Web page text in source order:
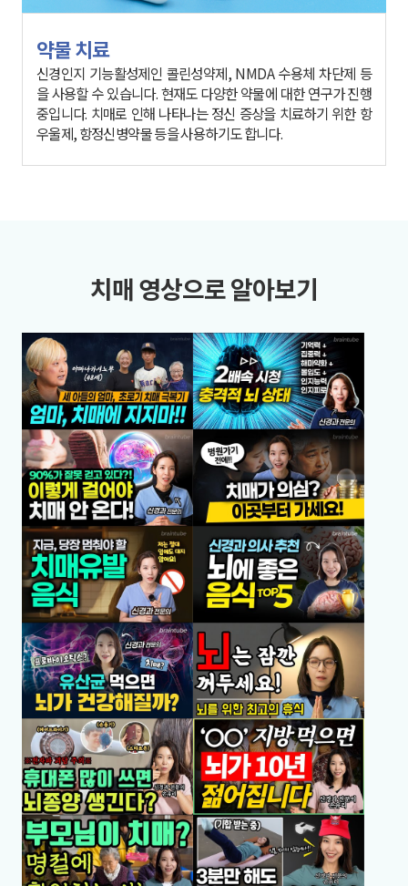
약물 치료
우울제, 항정신병약물 등을 사용하기도 합니다.
치매 영상으로 알아보기